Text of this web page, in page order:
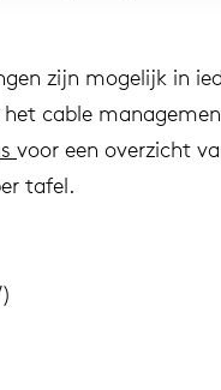
zijn mogelijk in
cable
voor een overzicht
tafel.